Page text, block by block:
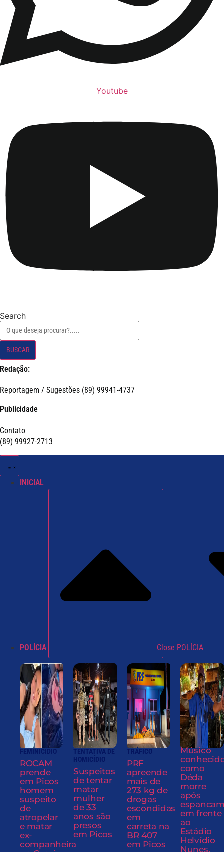
Youtube
Search
BUSCAR
Redação:
Reportagem / Sugestões (89) 99941-4737
Publicidade
Contato
(89) 99927-2713
INICIAL
POLÍCIA Close POLÍCIA
FEMINICÍDIO
ROCAM
prende
em Picos
homem
suspeito
de
atropelar
e matar
ex-
companheira
TENTATIVA DE
HOMICÍDIO
Suspeitos
de tentar
matar
mulher
de 33
anos são
presos
em Picos
TRÁFICO
PRF
apreende
mais de
273 kg de
drogas
escondidas
em
carreta na
BR 407
em Picos
Músico
como
Déda
morre
após
em frente
ao
Estádio
Helvídio
Nunes,